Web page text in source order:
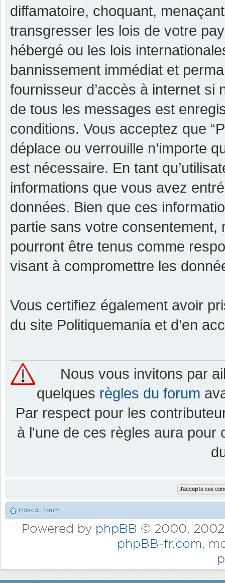
diffamatoire, choquant,
transgresser les lois de votre
hébergé ou les lois
bannissement immédiat et
fournisseur d’accès à internet si
de tous les messages est
conditions. Vous acceptez que
déplace ou verrouille n’importe
est nécessaire. En tant
informations que vous avez
données. Bien que ces
partie sans votre consentement,
pourront être tenus comme
visant à compromettre les
Vous certifiez également avoir
du site Politiquemania et d’en
Nous vous invitons par
quelques règles du forum
Par respect pour les
à l'une de ces règles aura pour
Index du forum
Powered by phpBB © 2000,
phpBB-fr.com,